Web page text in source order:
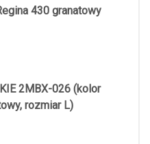
430 granatowy
2MBX-026 (kolor
rozmiar L)